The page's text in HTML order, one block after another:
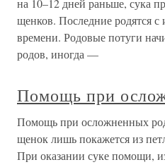
на 10–12 дней раньше, сука
щенков. Последние родятся
времени. Родовые потуги
родов, иногда —
Помощь при
Помощь при осложненных
щенок лишь покажется из
При оказании суке помощи,